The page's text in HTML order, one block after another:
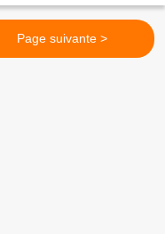
Page suivante >